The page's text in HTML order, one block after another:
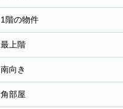
1階の物件
最上階
南向き
角部屋